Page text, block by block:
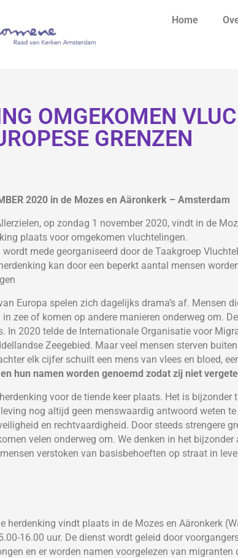
Home
OMGEKOMEN
GRENZEN
2020 in de Mozes en Aäronkerk – Amsterdam
op zondag 1 november 2020, vindt in de
plaats voor omgekomen vluchtelingen.
wordt mede georganiseerd door de Taakgroep
kan door een beperkt aantal mensen
Europa spelen zich dagelijks drama’s af. Mensen
in zee of komen op andere manieren onderweg om.
In 2020 telde de Internationale Organisatie voor
Zeegebied. Maar veel mensen sterven
elk cijfer schuilt een mens van vlees en bloed,
hun namen worden genoemd zodat zij niet
voor de tiende keer plaats. Het is
nog altijd geen menswaardig antwoord weten
en rechtvaardigheid. Door steeds strengere
velen onderweg om. We denken in het
verstoken van basisbehoeften op straat in
herdenking vindt plaats in de Mozes en Aäronkerk
16.00 uur. De dienst wordt geleid door
en er worden namen voorgelezen van